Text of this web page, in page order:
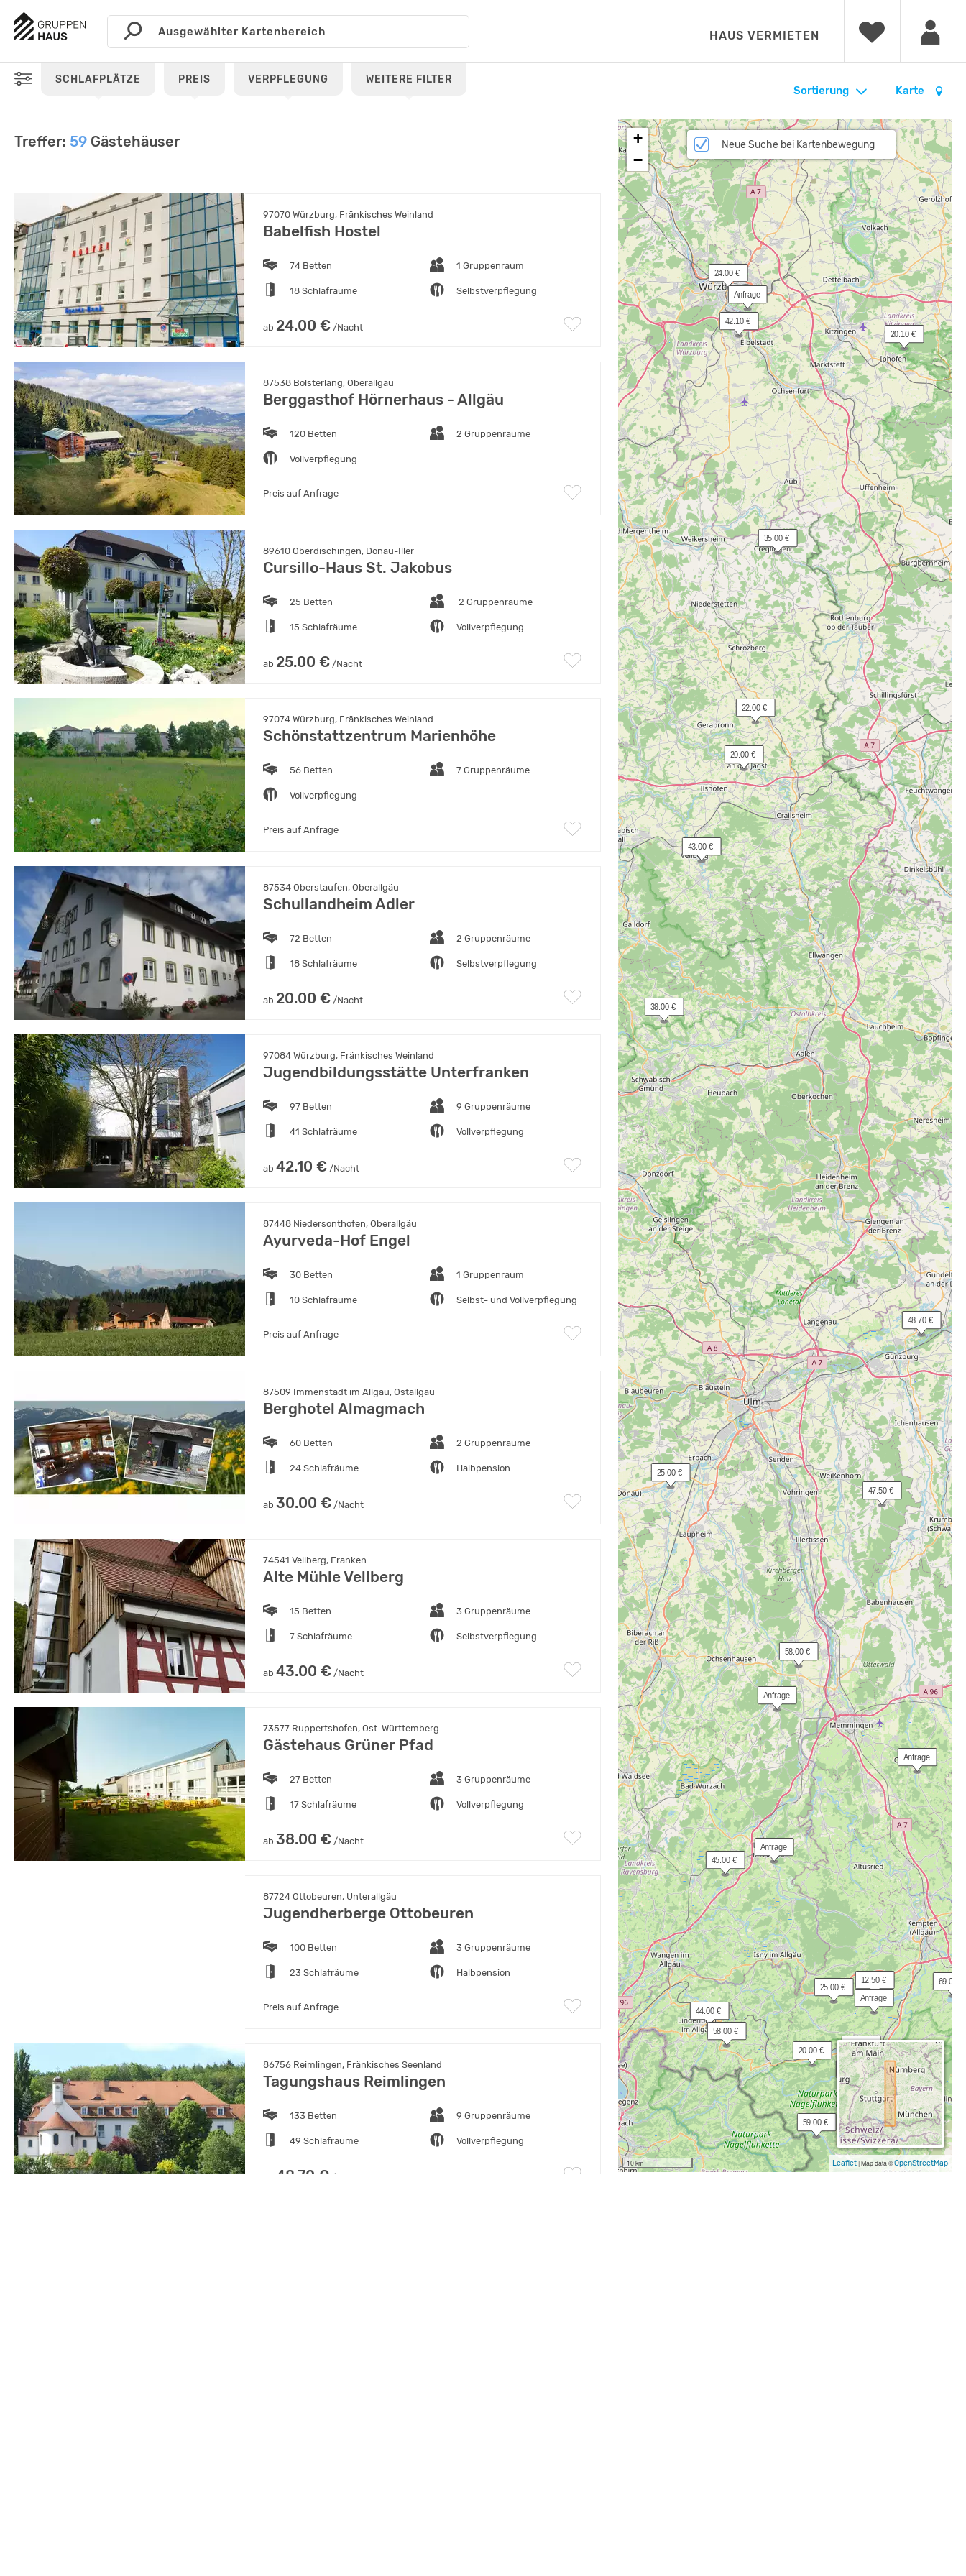
HAUS VERMIETEN
SCHLAFPLÄTZE PREIS VERPFLEGUNG WEITERE FILTER
Karte
Sortierung
Treffer: 59 Gästehäuser
97070 Würzburg, Fränkisches Weinland
Babelfish Hostel
74 Betten 1 Gruppenraum
18 Schlafräume Selbstverpflegung
ab 24.00 € /Nacht
87538 Bolsterlang, Oberallgäu
Berggasthof Hörnerhaus - Allgäu
120 Betten 2 Gruppenräume
Vollverpflegung
Preis auf Anfrage
89610 Oberdischingen, Donau-Iller
Cursillo-Haus St. Jakobus
25 Betten 2 Gruppenräume
15 Schlafräume Vollverpflegung
ab 25.00 € /Nacht
97074 Würzburg, Fränkisches Weinland
Schönstattzentrum Marienhöhe
56 Betten 7 Gruppenräume
Vollverpflegung
Preis auf Anfrage
87534 Oberstaufen, Oberallgäu
Schullandheim Adler
72 Betten 2 Gruppenräume
18 Schlafräume Selbstverpflegung
ab 20.00 € /Nacht
97084 Würzburg, Fränkisches Weinland
Jugendbildungsstätte Unterfranken
97 Betten 9 Gruppenräume
41 Schlafräume Vollverpflegung
ab 42.10 € /Nacht
87448 Niedersonthofen, Oberallgäu
Ayurveda-Hof Engel
30 Betten 1 Gruppenraum
10 Schlafräume Selbst- und Vollverpflegung
Preis auf Anfrage
87509 Immenstadt im Allgäu, Ostallgäu
Berghotel Almagmach
60 Betten 2 Gruppenräume
24 Schlafräume Halbpension
ab 30.00 € /Nacht
74541 Vellberg, Franken
Alte Mühle Vellberg
15 Betten 3 Gruppenräume
7 Schlafräume Selbstverpflegung
ab 43.00 € /Nacht
73577 Ruppertshofen, Ost-Württemberg
Gästehaus Grüner Pfad
27 Betten 3 Gruppenräume
17 Schlafräume Vollverpflegung
ab 38.00 € /Nacht
87724 Ottobeuren, Unterallgäu
Jugendherberge Ottobeuren
100 Betten 3 Gruppenräume
23 Schlafräume Halbpension
Preis auf Anfrage
86756 Reimlingen, Fränkisches Seenland
Tagungshaus Reimlingen
133 Betten 9 Gruppenräume
49 Schlafräume Vollverpflegung
48.70 € /Nacht
24.00 €
Anfrage
25.00 €
Anfrage
20.00 €
42.10 €
Anfrage
30.00 €
43.00 €
38.00 €
Anfrage
48.70 €
58.00 €
Anfrage
58.00 €
35.00 €
59.00 €
20.00 €
25.00 €
45.00 €
44.00 €
47.50 €
25.00 €
69.00 €
39.50 €
40.00 €
Anfrage
12.50 €
22.00 €
20.10 €
+
−
10 km Leaflet|Map data ©OpenStreetMap
Neue Suche bei Kartenbewegung